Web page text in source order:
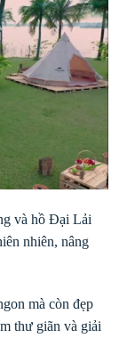
và hồ Đại Lải
nhiên, nâng
mà còn đẹp
thư giãn và giải